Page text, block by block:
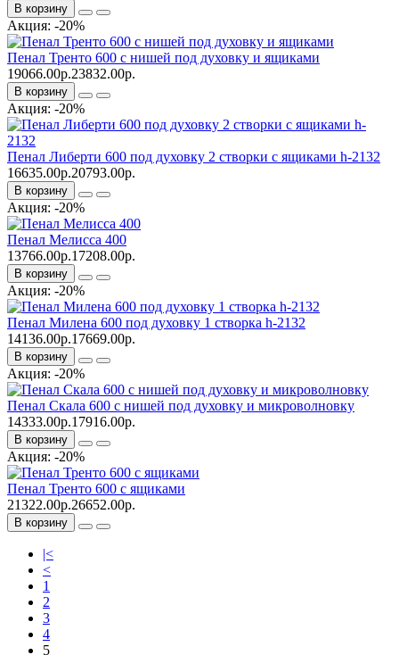
В корзину
Акция: -20%
Пенал Тренто 600 с нишей под духовку и ящиками
19066.00р.23832.00р.
В корзину
Акция: -20%
Пенал Либерти 600 под духовку 2 створки с ящиками h-2132
16635.00р.20793.00р.
В корзину
Акция: -20%
Пенал Мелисса 400
13766.00р.17208.00р.
В корзину
Акция: -20%
Пенал Милена 600 под духовку 1 створка h-2132
14136.00р.17669.00р.
В корзину
Акция: -20%
Пенал Скала 600 с нишей под духовку и микроволновку
14333.00р.17916.00р.
В корзину
Акция: -20%
Пенал Тренто 600 с ящиками
21322.00р.26652.00р.
В корзину
|<
<
1
2
3
4
5